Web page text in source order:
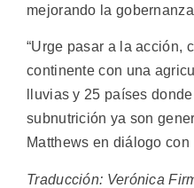
mejorando la
“Urge pasar a la acción,
continente con una
lluvias y 25 países
subnutrición ya son
Matthews en diálogo con
Traducción: Verónica